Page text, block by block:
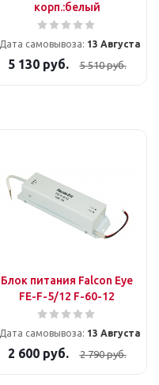
корп.:белый
Дата самовывоза: 13 Августа
5 130руб. 5 510руб.
Блок питания Falcon Eye
FE-F-5/12 F-60-12
Дата самовывоза: 13 Августа
2 600руб. 2 790руб.